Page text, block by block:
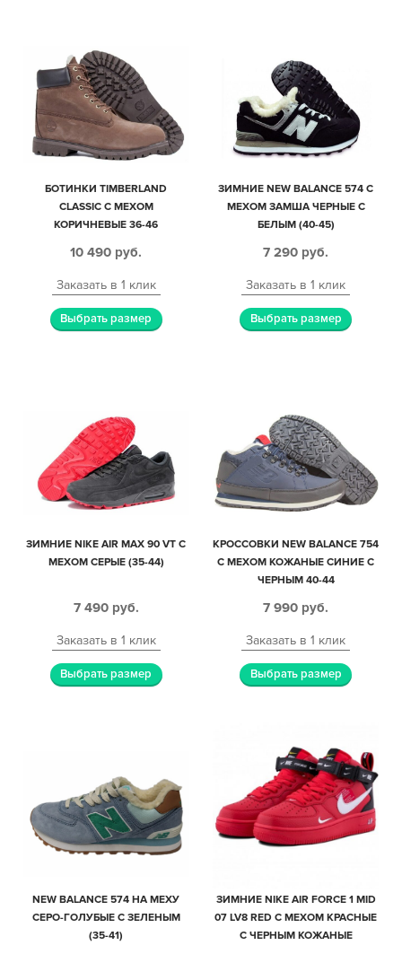
БОТИНКИ TIMBERLAND
CLASSIC С МЕХОМ
КОРИЧНЕВЫЕ 36-46
10 490 руб.
Заказать в 1 клик
Выбрать размер
ЗИМНИЕ NEW BALANCE 574 С
МЕХОМ ЗАМША ЧЕРНЫЕ С
БЕЛЫМ (40-45)
7 290 руб.
Заказать в 1 клик
Выбрать размер
ЗИМНИЕ NIKE AIR MAX 90 VT С
МЕХОМ СЕРЫЕ (35-44)
7 490 руб.
Заказать в 1 клик
Выбрать размер
КРОССОВКИ NEW BALANCE 754
С МЕХОМ КОЖАНЫЕ СИНИЕ С
ЧЕРНЫМ 40-44
7 990 руб.
Заказать в 1 клик
Выбрать размер
NEW BALANCE 574 НА МЕХУ
СЕРО-ГОЛУБЫЕ С ЗЕЛЕНЫМ
(35-41)
ЗИМНИЕ NIKE AIR FORCE 1 MID
07 LV8 RED С МЕХОМ КРАСНЫЕ
С ЧЕРНЫМ КОЖАНЫЕ